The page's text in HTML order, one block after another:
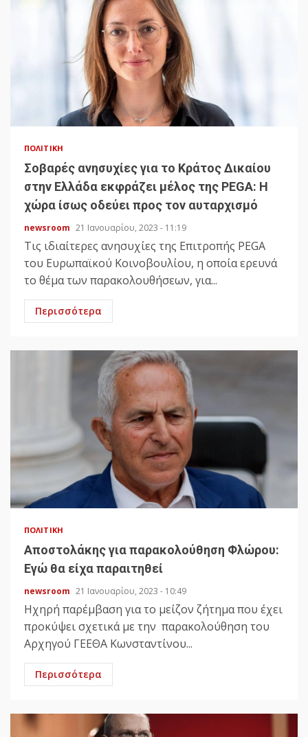
ΠΟΛΙΤΙΚΉ
Σοβαρές ανησυχίες για το Κράτος Δικαίου
στην Ελλάδα εκφράζει μέλος της PEGA: Η
χώρα ίσως οδεύει προς τον αυταρχισμό
newsroom 21 Ιανουαρίου, 2023 - 11:19
Τις ιδιαίτερες ανησυχίες της Επιτροπής PEGA
του Ευρωπαϊκού Κοινοβουλίου, η οποία ερευνά
το θέμα των παρακολουθήσεων, για...
Περισσότερα
ΠΟΛΙΤΙΚΉ
Αποστολάκης για παρακολούθηση Φλώρου:
Εγώ θα είχα παραιτηθεί
newsroom 21 Ιανουαρίου, 2023 - 10:49
Ηχηρή παρέμβαση για το μείζον ζήτημα που έχει
προκύψει σχετικά με την παρακολούθηση του
Αρχηγού ΓΕΕΘΑ Κωνσταντίνου...
Περισσότερα